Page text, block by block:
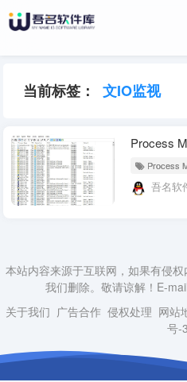
当前标签： 文IO监视
Process
吾名软
本站内容来源于互联网，如果有侵
我们删除。敬请谅解！E-
关于我们 广告合作 侵权处理 网站
号-3